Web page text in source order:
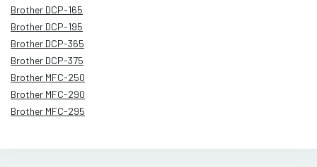
Brother DCP-165
Brother DCP-195
Brother DCP-365
Brother DCP-375
Brother MFC-250
Brother MFC-290
Brother MFC-295